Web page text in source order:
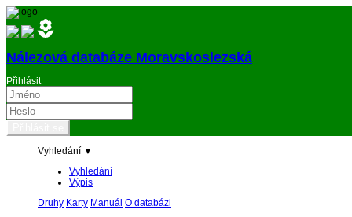
Nálezová databáze Moravskoslezská
Přihlásit
Vyhledání ▼
Vyhledání
Výpis
Druhy Karty Manuál O databázi